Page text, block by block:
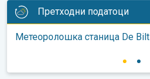
Претходни податоци
Метеоролошка станица De Bilt